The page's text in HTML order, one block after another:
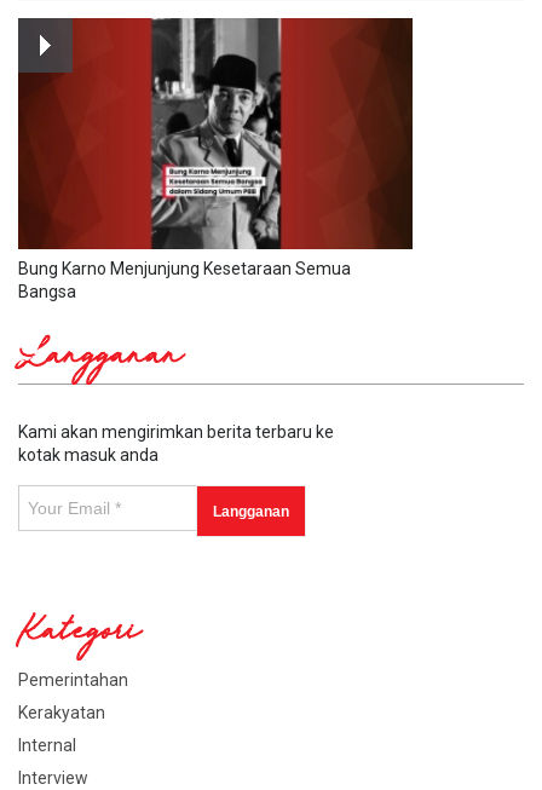
Bung Karno Menjunjung Kesetaraan Semua
Bangsa
Langganan
Kami akan mengirimkan berita terbaru ke
kotak masuk anda
Kategori
Pemerintahan
Kerakyatan
Internal
Interview